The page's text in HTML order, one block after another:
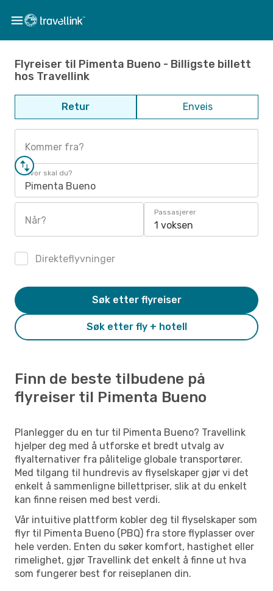
Flyreiser til Pimenta Bueno - Billigste billett
hos Travellink
Retur Enveis
Kommer fra?
Hvor skal du?
Pimenta Bueno
Når?
Passasjerer
1 voksen
Direkteflyvninger
Søk etter fly + hotell
Søk etter flyreiser
Finn de beste tilbudene på
flyreiser til Pimenta Bueno
Planlegger du en tur til Pimenta Bueno? Travellink
hjelper deg med å utforske et bredt utvalg av
flyalternativer fra pålitelige globale transportører.
Med tilgang til hundrevis av flyselskaper gjør vi det
enkelt å sammenligne billettpriser, slik at du enkelt
kan finne reisen med best verdi.
Vår intuitive plattform kobler deg til flyselskaper som
flyr til Pimenta Bueno (PBQ) fra store flyplasser over
hele verden. Enten du søker komfort, hastighet eller
rimelighet, gjør Travellink det enkelt å finne ut hva
som fungerer best for reiseplanen din.